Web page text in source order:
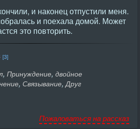
и наконец отпустили меня.
и поехала домой. Может
это повторить.
[3]
, Принуждение, двойное
, Связывание,Друг
Пожаловаться на рассказ